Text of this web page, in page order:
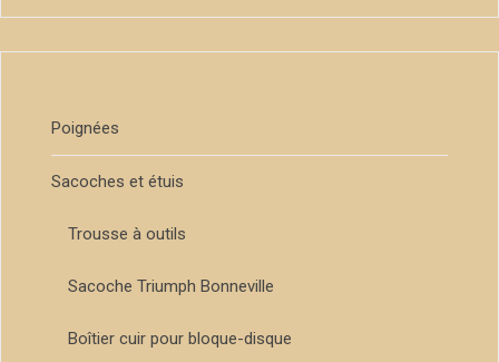
Poignées
Sacoches et étuis
Trousse à outils
Sacoche Triumph Bonneville
Boîtier cuir pour bloque-disque